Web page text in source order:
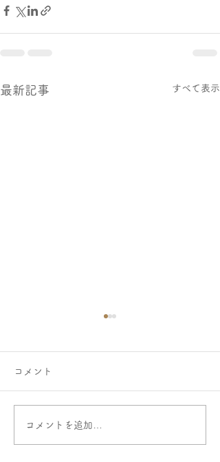
最新記事 すべて表示
ご寄付をお寄せいただき
コメント
コメントを追加…